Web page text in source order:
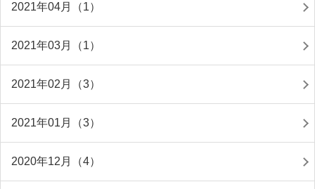
2021年04月（1）
2021年03月（1）
2021年02月（3）
2021年01月（3）
2020年12月（4）